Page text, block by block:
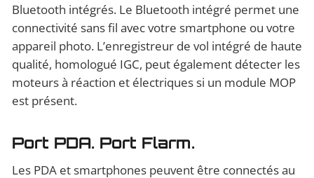
Bluetooth intégrés. Le Bluetooth intégré permet une
connectivité sans fil avec votre smartphone ou votre
appareil photo. L’enregistreur de vol intégré de haute
qualité, homologué IGC, peut également détecter les
moteurs à réaction et électriques si un module MOP
est présent.
Port PDA. Port Flarm.
Les PDA et smartphones peuvent être connectés au